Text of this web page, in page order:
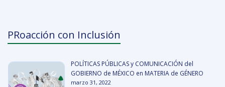
PRoacción con Inclusión
POLÍTICAS PÚBLICAS y COMUNICACIÓN del
GOBIERNO de MÉXICO en MATERIA de GÉNERO
marzo 31, 2022